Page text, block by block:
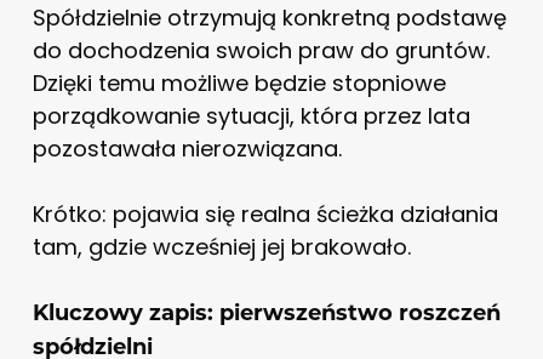
Spółdzielnie otrzymują konkretną podstawę
do dochodzenia swoich praw do gruntów.
Dzięki temu możliwe będzie stopniowe
porządkowanie sytuacji, która przez lata
pozostawała nierozwiązana.
Krótko: pojawia się realna ścieżka działania
tam, gdzie wcześniej jej brakowało.
Kluczowy zapis: pierwszeństwo roszczeń
spółdzielni